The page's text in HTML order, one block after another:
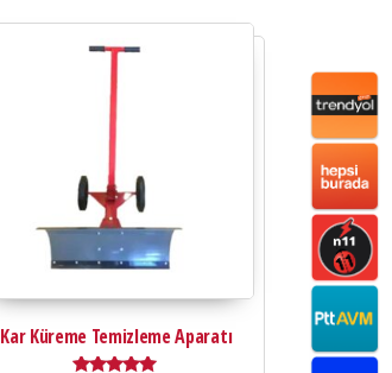
Kar Küreme Temizleme Aparatı